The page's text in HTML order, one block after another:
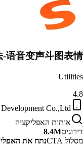
-语音变声斗图表情
Utilities
4.8
Co.,Ltd.
אותות האפליקציה
דירוגים8.4M
מסלול CTA
נתח את